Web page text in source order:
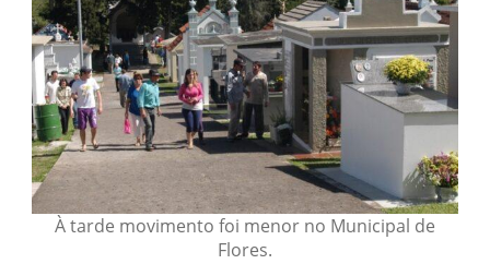
À tarde movimento foi menor no Municipal de
Flores.